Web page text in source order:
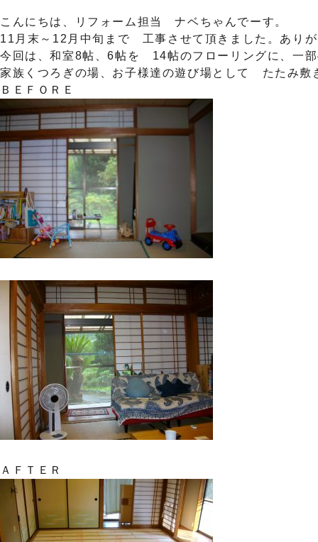
こんにちは、リフォーム担当 ナベちゃんでーす。
11月末～12月中旬まで 工事させて頂きました。あり
今回は、和室8帖、6帖を 14帖のフローリングに、一
家族くつろぎの場、お子様達の遊び場として たたみ敷
ＢＥＦＯＲＥ
ＡＦＴＥＲ